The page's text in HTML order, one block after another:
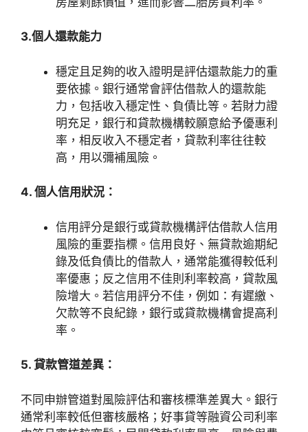
3.個人還款能力
穩定且足夠的收入證明是評估還款能力的重
要依據。銀行通常會評估借款人的還款能
力，包括收入穩定性、負債比等。若財力證
明充足，銀行和貸款機構較願意給予優惠利
率，相反收入不穩定者，貸款利率往往較
高，用以彌補風險。
4. 個人信用狀況：
信用評分是銀行或貸款機構評估借款人信用
風險的重要指標。信用良好、無貸款逾期紀
錄及低負債比的借款人，通常能獲得較低利
率優惠；反之信用不佳則利率較高，貸款風
險增大。若信用評分不佳，例如：有遲繳、
欠款等不良紀錄，銀行或貸款機構會提高利
率。
5. 貸款管道差異：
不同申辦管道對風險評估和審核標準差異大。銀行
通常利率較低但審核嚴格；好事貸等融資公司利率